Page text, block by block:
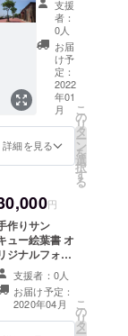
あります。 ●
作りサン
キュー絵葉書に
ついて 手描きの
絵を描くのが大
好きな私が支援
者様へありがと
うの気持ちを込
めて１つ１つ制
ティー
タイム
を楽し
みま
しょ
う！ 日
程：リ
ターン
の期限
はクラ
ウド
ファン
グ終了
後3年間
とさせ
て頂き
ます。
支援者
様が台
湾へお
越しに
支援
者：
0人
お届
け予
定：
2022
年01
月
詳細を見る
こ
の
リ
タ
ー
ン
を
選
択
す
る
円
作りサン
ュー絵葉書 オ
ジナルフォト
アルバム（私が
気に入りの写
を30枚程度掲
載） 台湾ポスト
ード3枚 オリ
支援者：0人
お届け予定：
2020年04月
こ
の
リ
タ